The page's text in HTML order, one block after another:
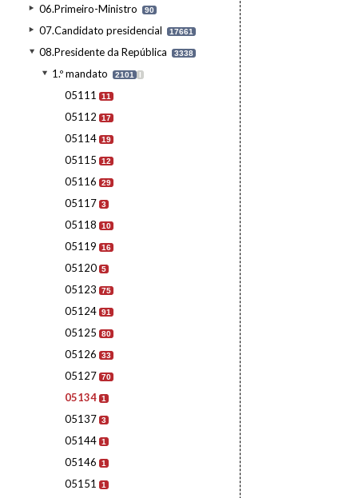
06.Primeiro-Ministro 90
07.Candidato presidencial 17661
08.Presidente da República 3338
1.º mandato 2101 I
05111 11
05112 17
05114 19
05115 12
05116 29
05117 3
05118 10
05119 16
05120 5
05123 75
05124 91
05125 80
05126 33
05127 70
05134 1
05137 3
05144 1
05146 1
05151 1